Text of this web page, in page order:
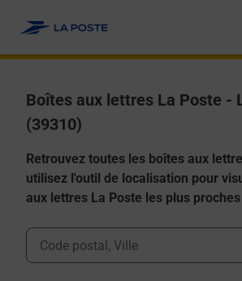
Boîtes aux lettres La Poste -
(39310)
Retrouvez toutes les boîtes aux
utilisez l'outil de localisation pour
aux lettres La Poste les plus
Ville, Département, Code Postal